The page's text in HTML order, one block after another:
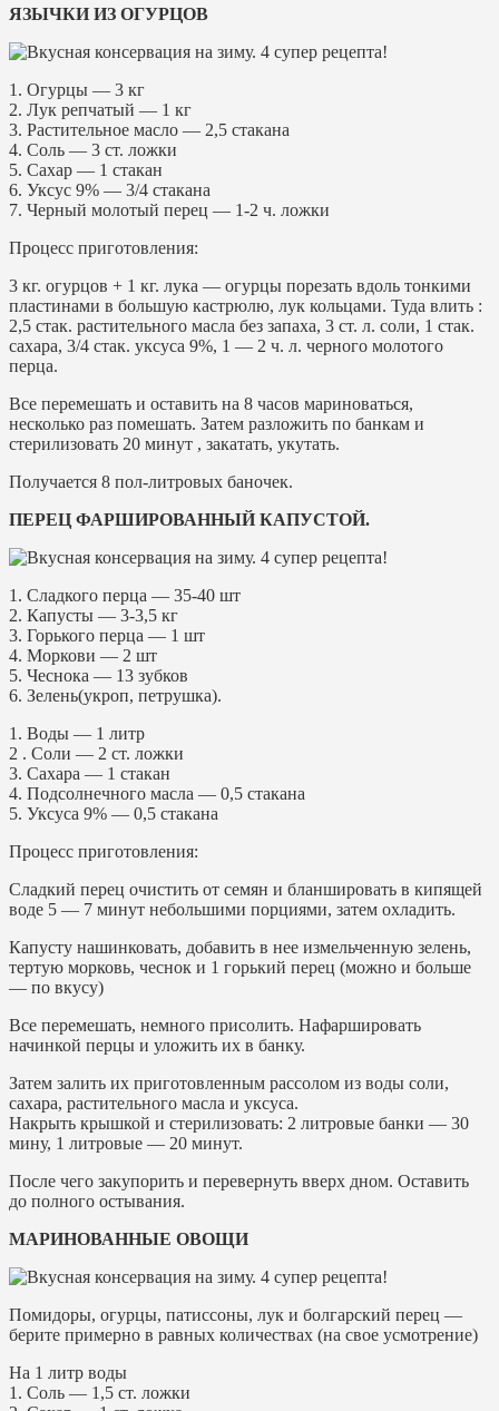
ЯЗЫЧКИ ИЗ ОГУРЦОВ
1. Огурцы — 3 кг
2. Лук репчатый — 1 кг
3. Растительное масло — 2,5 стакана
4. Соль — 3 ст. ложки
5. Сахар — 1 стакан
6. Уксус 9% — 3/4 стакана
7. Черный молотый перец — 1-2 ч. ложки
Процесс приготовления:
3 кг. огурцов + 1 кг. лука — огурцы порезать вдоль тонкими
пластинами в большую кастрюлю, лук кольцами. Туда влить :
2,5 стак. растительного масла без запаха, 3 ст. л. соли, 1 стак.
сахара, 3/4 стак. уксуса 9%, 1 — 2 ч. л. черного молотого
перца.
Все перемешать и оставить на 8 часов мариноваться,
несколько раз помешать. Затем разложить по банкам и
стерилизовать 20 минут , закатать, укутать.
Получается 8 пол-литровых баночек.
ПЕРЕЦ ФАРШИРОВАННЫЙ КАПУСТОЙ.
1. Сладкого перца — 35-40 шт
2. Капусты — 3-3,5 кг
3. Горького перца — 1 шт
4. Моркови — 2 шт
5. Чеснока — 13 зубков
6. Зелень(укроп, петрушка).
1. Воды — 1 литр
2 . Соли — 2 ст. ложки
3. Сахара — 1 стакан
4. Подсолнечного масла — 0,5 стакана
5. Уксуса 9% — 0,5 стакана
Процесс приготовления:
Сладкий перец очистить от семян и бланшировать в кипящей
воде 5 — 7 минут небольшими порциями, затем охладить.
Капусту нашинковать, добавить в нее измельченную зелень,
тертую морковь, чеснок и 1 горький перец (можно и больше
— по вкусу)
Все перемешать, немного присолить. Нафаршировать
начинкой перцы и уложить их в банку.
Затем залить их приготовленным рассолом из воды соли,
сахара, растительного масла и уксуса.
Накрыть крышкой и стерилизовать: 2 литровые банки — 30
мину, 1 литровые — 20 минут.
После чего закупорить и перевернуть вверх дном. Оставить
до полного остывания.
МАРИНОВАННЫЕ ОВОЩИ
Помидоры, огурцы, патиссоны, лук и болгарский перец —
берите примерно в равных количествах (на свое усмотрение)
На 1 литр воды
1. Соль — 1,5 ст. ложки